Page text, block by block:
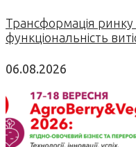
Трансформація ринку
функціональність
06.08.2026